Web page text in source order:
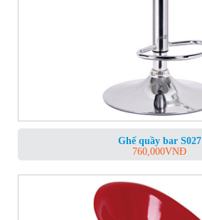
Ghế quầy bar S027
760,000VNĐ